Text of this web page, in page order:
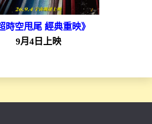
時空甩尾 經典重映》
9月4日上映